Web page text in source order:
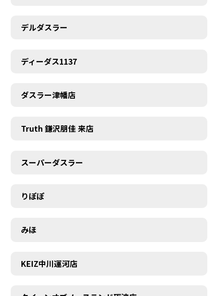
デルダスラー
ディーダス1137
ダスラー津幡店
Truth 鎌沢朋佳 来店
スーパーダスラー
りぽぽ
みほ
KEIZ中川運河店